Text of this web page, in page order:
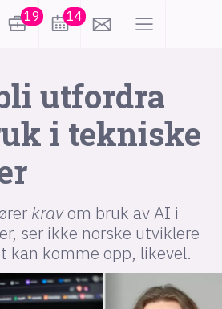
19 14
utfordra
i tekniske
kravom bruk av AI i
ser ikke norske utviklere
kan komme opp, likevel.
KI
meninger
backend
apputvikling
IoT
design